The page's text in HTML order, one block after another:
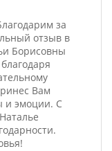
за
отзыв в
Борисовны
Вам
и эмоции. С